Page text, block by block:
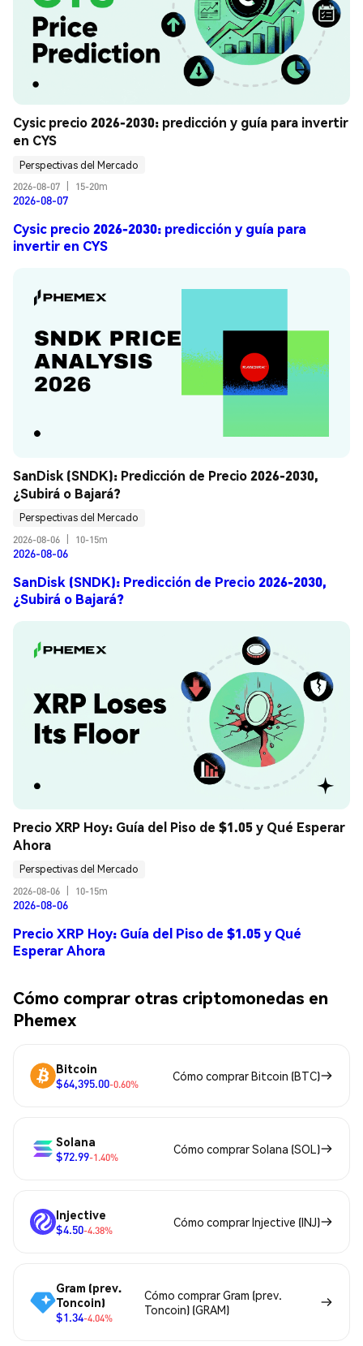
Cysic precio 2026-2030: predicción y guía para invertir
en CYS
Perspectivas del Mercado
2026-08-07
15-20m
2026-08-07
Cysic precio 2026-2030: predicción y guía para
invertir en CYS
SanDisk (SNDK): Predicción de Precio 2026-2030,
¿Subirá o Bajará?
Perspectivas del Mercado
2026-08-06
10-15m
2026-08-06
SanDisk (SNDK): Predicción de Precio 2026-2030,
¿Subirá o Bajará?
Precio XRP Hoy: Guía del Piso de $1.05 y Qué Esperar
Ahora
Perspectivas del Mercado
2026-08-06
10-15m
2026-08-06
Precio XRP Hoy: Guía del Piso de $1.05 y Qué
Esperar Ahora
Cómo comprar otras criptomonedas en
Phemex
Bitcoin
$64,395.00-0.60%
Cómo comprar Bitcoin (BTC)
Solana
$72.99-1.40%
Cómo comprar Solana (SOL)
Injective
$4.50-4.38%
Cómo comprar Injective (INJ)
Gram (prev.
Toncoin)
$1.34-4.04%
Cómo comprar Gram (prev.
Toncoin) (GRAM)